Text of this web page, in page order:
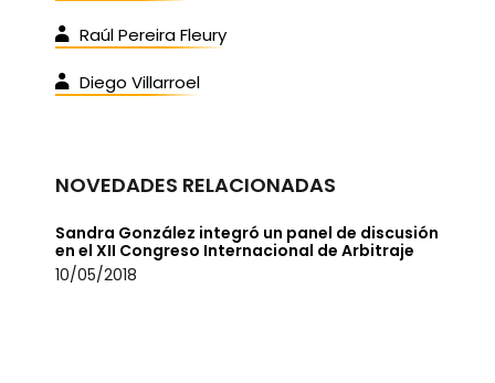
Raúl Pereira Fleury
Diego Villarroel
NOVEDADES RELACIONADAS
Sandra González integró un panel de discusión
en el XII Congreso Internacional de Arbitraje
10/05/2018